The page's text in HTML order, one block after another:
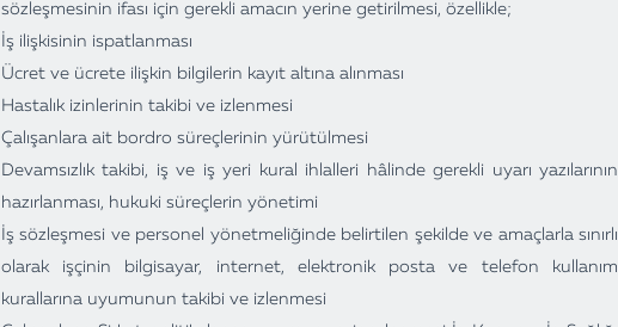
sözleşmesinin ifası için gerekli amacın yerine getirilmesi, özellikle;
İş ilişkisinin ispatlanması
Ücret ve ücrete ilişkin bilgilerin kayıt altına alınması
Hastalık izinlerinin takibi ve izlenmesi
Çalışanlara ait bordro süreçlerinin yürütülmesi
Devamsızlık takibi, iş ve iş yeri kural ihlalleri hâlinde gerekli uyarı yazılarının
hazırlanması, hukuki süreçlerin yönetimi
İş sözleşmesi ve personel yönetmeliğinde belirtilen şekilde ve amaçlarla sınırlı
olarak işçinin bilgisayar, internet, elektronik posta ve telefon kullanım
kurallarına uyumunun takibi ve izlenmesi